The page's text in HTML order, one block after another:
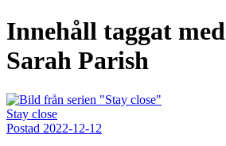
Innehåll taggat med
Sarah Parish
Stay close
Postad 2022-12-12